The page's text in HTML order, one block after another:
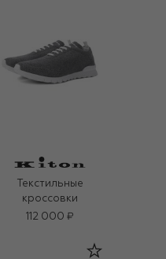
Текстильные
кроссовки
112 000 ₽